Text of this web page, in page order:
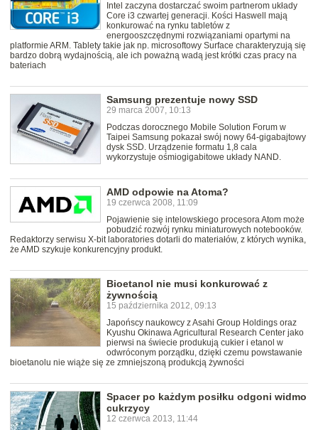
Intel zaczyna dostarczać swoim partnerom układy
Core i3 czwartej generacji. Kości Haswell mają
konkurować na rynku tabletów z
energooszczędnymi rozwiązaniami opartymi na
platformie ARM. Tablety takie jak np. microsoftowy Surface charakteryzują się
bardzo dobrą wydajnością, ale ich poważną wadą jest krótki czas pracy na
bateriach
Samsung prezentuje nowy SSD
29 marca 2007, 10:13
Podczas dorocznego Mobile Solution Forum w
Taipei Samsung pokazał swój nowy 64-gigabajtowy
dysk SSD. Urządzenie formatu 1,8 cala
wykorzystuje ośmiogigabitowe układy NAND.
AMD odpowie na Atoma?
19 czerwca 2008, 11:09
Pojawienie się intelowskiego procesora Atom może
pobudzić rozwój rynku miniaturowych notebooków.
Redaktorzy serwisu X-bit laboratories dotarli do materiałów, z których wynika,
że AMD szykuje konkurencyjny produkt.
Bioetanol nie musi konkurować z
żywnością
15 października 2012, 09:13
Japońscy naukowcy z Asahi Group Holdings oraz
Kyushu Okinawa Agricultural Research Center jako
pierwsi na świecie produkują cukier i etanol w
odwróconym porządku, dzięki czemu powstawanie
bioetanolu nie wiąże się ze zmniejszoną produkcją żywności
Spacer po każdym posiłku odgoni widmo
cukrzycy
12 czerwca 2013, 11:44